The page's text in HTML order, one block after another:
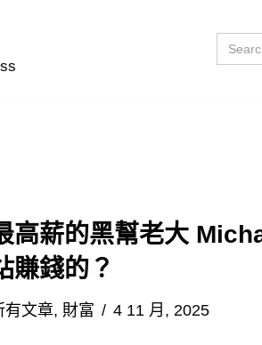
Search
for:
高薪的黑幫老大
賺錢的？
有文章, 財富 4 11 月, 2025